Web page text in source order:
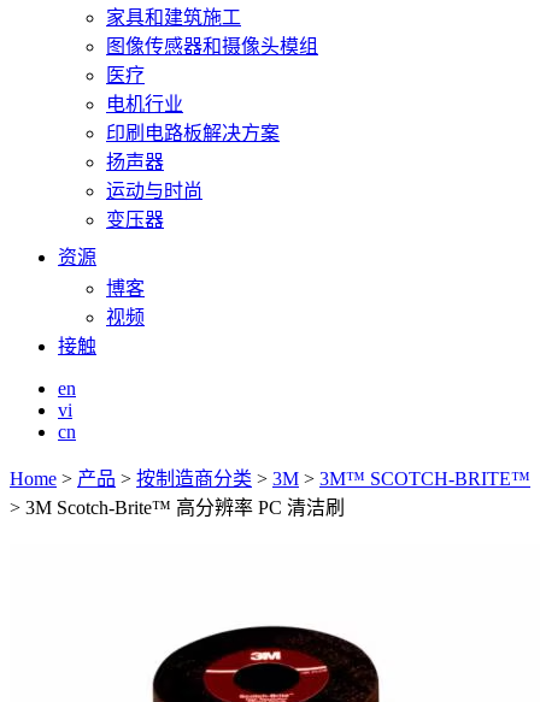
家具和建筑施工
图像传感器和摄像头模组
医疗
电机行业
印刷电路板解决方案
扬声器
运动与时尚
变压器
资源
博客
视频
接触
en
vi
cn
Home > 产品 > 按制造商分类 > 3M > 3M™ SCOTCH-BRITE™
> 3M Scotch-Brite™ 高分辨率 PC 清洁刷